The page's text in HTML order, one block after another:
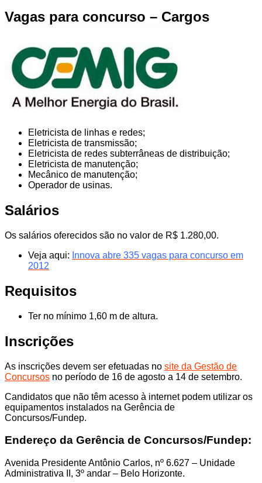
Vagas para concurso – Cargos
Eletricista de linhas e redes;
Eletricista de transmissão;
Eletricista de redes subterrâneas de distribuição;
Eletricista de manutenção;
Mecânico de manutenção;
Operador de usinas.
Salários
Os salários oferecidos são no valor de R$ 1.280,00.
Veja aqui: Innova abre 335 vagas para concurso em
2012
Requisitos
Ter no mínimo 1,60 m de altura.
Inscrições
As inscrições devem ser efetuadas no site da Gestão de
Concursos no período de 16 de agosto a 14 de setembro.
Candidatos que não têm acesso à internet podem utilizar os
equipamentos instalados na Gerência de
Concursos/Fundep.
Endereço da Gerência de Concursos/Fundep:
Avenida Presidente Antônio Carlos, nº 6.627 – Unidade
Administrativa II, 3º andar – Belo Horizonte.